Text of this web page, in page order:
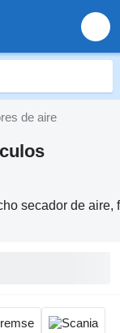
de aire
secador de